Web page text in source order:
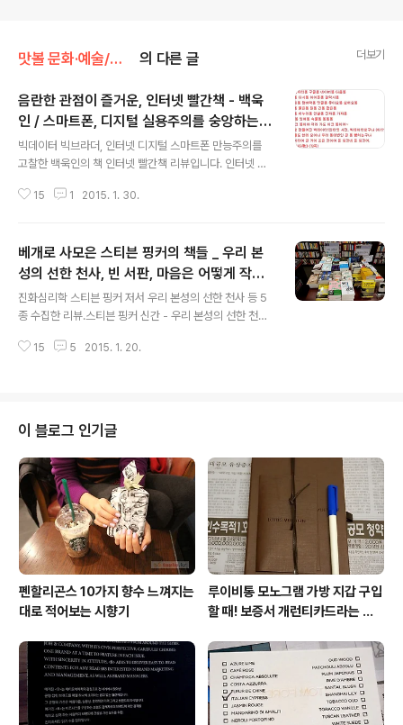
맛볼 문화·예술/맛볼 책 의 다른 글 더보기
음란한 관점이 즐거운, 인터넷 빨간책 - 백욱
인 / 스마트폰, 디지털 실용주의를 숭앙하는
사람들에게는 비추천
빅데이터 빅브라더, 인터넷 디지털 스마트폰 만능주의를
고찰한 백욱인의 책 인터넷 빨간책 리뷰입니다. 인터넷 빨
적인 디자인의 책 발견! 인터넷 빨간책 백욱인 지음 / 휴머
아가는, 인터넷 디지털의 실용적 만능주의 추앙자들이 읽
으면 모두 자신 이야기라서, '엄훠~ 이 joe gotten 책은
뭐여? 개식겁하게 만드네' 생각하며, 쪼발리고 john나게
빡돈 나머지 어찌할 바를 몰라 하다가 준공황상태에서 책
터넷&디지털&스마트폰의 개편리함과 실용성의 맹신추앙
15 1 2015. 1. 30.
베개로 사모은 스티븐 핑커의 책들 _ 우리 본
성의 선한 천사, 빈 서판, 마음은 어떻게 작동
하는가 진화심리학
진화심리학 스티븐 핑커 저서 우리 본성의 선한 천사 등 5
종 수집한 리뷰.스티븐 핑커 신간 - 우리 본성의 선한 천사
여름에 서점 신간코너 둘러보던 중 심쿵에다가 개깜놀한
께의 신기록 위업을 달성! 빌 게이츠가 책 사라고 삐끼짓 하
거나 말거나... 우리 본성의 선한 천사는...읽지 않고 베고 자
기만 해도 스티븐 핑커의 지적인 뇌세포가 무선 전송으로
대그빡에 복사되는 블루투스 기능 장착 도서(라면 좋겠다.)
수집용으로 발행한 우표시트는 편지 부치는데 한 장 떼어
쓰지 않고 평..
15 5 2015. 1. 20.
이 블로그 인기글
펜할리곤스 10가지 향수 느껴지는
대로 적어보는 시향기
루이비통 모노그램 가방 지갑 구입
할 때! 보증서 개런티카드라는 것